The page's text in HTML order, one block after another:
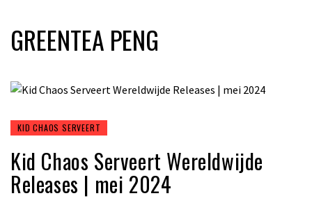
GREENTEA PENG
KID CHAOS SERVEERT
Kid Chaos Serveert Wereldwijde
Releases | mei 2024